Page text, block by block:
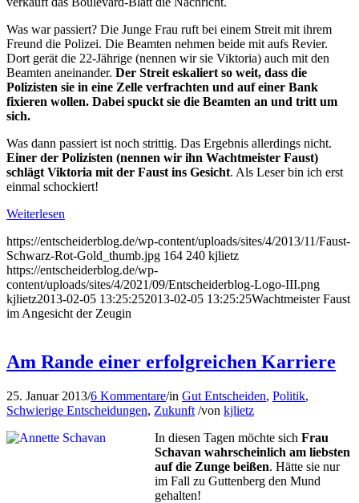
Was war passiert? Die Junge Frau ruft bei einem Streit mit ihrem
Freund die Polizei. Die Beamten nehmen beide mit aufs Revier.
Dort gerät die 22-Jährige (nennen wir sie Viktoria) auch mit den
Beamten aneinander. Der Streit eskaliert so weit, dass die
Polizisten sie in eine Zelle verfrachten und auf einer Bank
fixieren wollen. Dabei spuckt sie die Beamten an und tritt um
sich.
Was dann passiert ist noch strittig. Das Ergebnis allerdings nicht.
Einer der Polizisten (nennen wir ihn Wachtmeister Faust)
schlägt Viktoria mit der Faust ins Gesicht. Als Leser bin ich erst
einmal schockiert!
Weiterlesen
https://entscheiderblog.de/wp-content/uploads/sites/4/2013/11/Faust-
Schwarz-Rot-Gold_thumb.jpg 164 240 kjlietz
https://entscheiderblog.de/wp-
content/uploads/sites/4/2021/09/Entscheiderblog-Logo-III.png
kjlietz2013-02-05 13:25:252013-02-05 13:25:25Wachtmeister Faust
im Angesicht der Zeugin
Am Rande einer erfolgreichen Karriere
25. Januar 2013/6 Kommentare/in Gut Entscheiden, Politik,
Schwierige Entscheidungen, Zukunft /von kjlietz
In diesen Tagen möchte sich Frau
Schavan wahrscheinlich am liebsten
auf die Zunge beißen. Hätte sie nur
im Fall zu Guttenberg den Mund
gehalten!